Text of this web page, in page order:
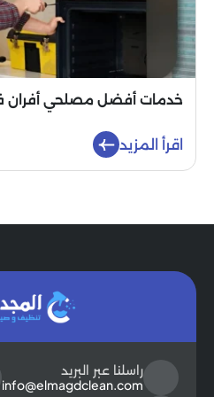
خدمات أفضل مصلحي أفران
اقرأ المزيد
راسلنا عبر البريد
info@elmagdclean.com